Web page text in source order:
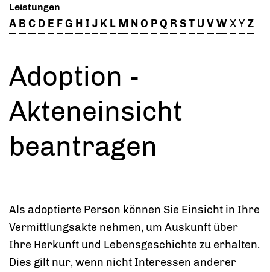
Leistungen
A B C D E FG H I J K L M NO PQ RST U VWXYZ
Adoption -
Akteneinsicht
beantragen
Als adoptierte Person können Sie Einsicht in Ihre
Vermittlungsakte nehmen, um Auskunft über
Ihre Herkunft und Lebensgeschichte zu erhalten.
Dies gilt nur, wenn nicht Interessen anderer